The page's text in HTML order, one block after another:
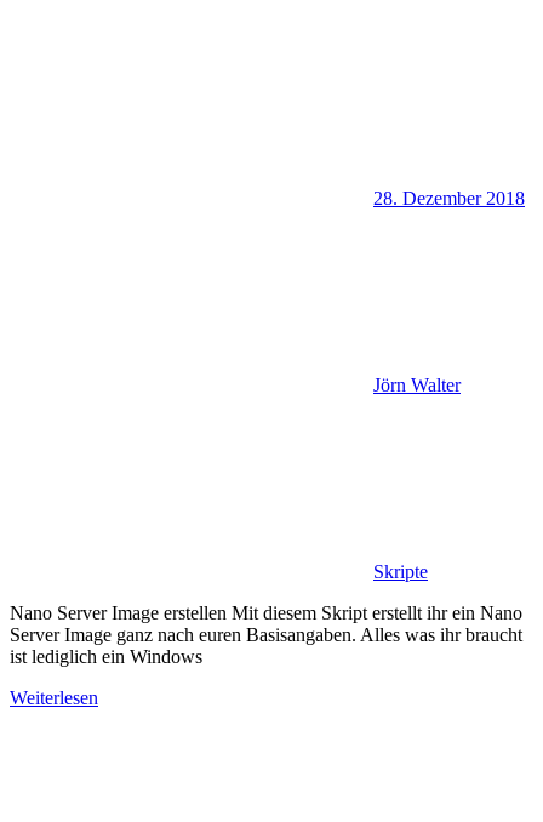
28. Dezember 2018
Jörn Walter
Skripte
Nano Server Image erstellen Mit diesem Skript erstellt ihr ein Nano
Server Image ganz nach euren Basisangaben. Alles was ihr braucht
ist lediglich ein Windows
Weiterlesen